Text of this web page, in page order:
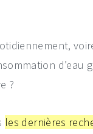
d’eau
?
les dernières